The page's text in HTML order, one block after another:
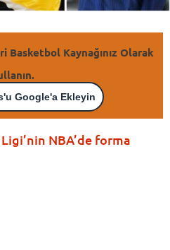
Basketbol Kaynağınız Olarak
Google'a Ekleyin
NBA’de forma